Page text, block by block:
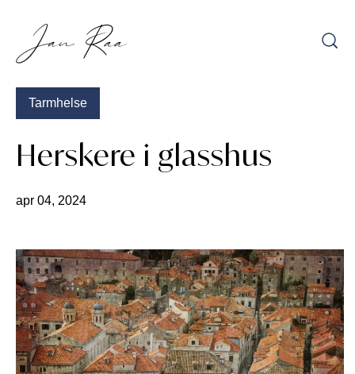
innhold
Tarmhelse
Herskere i glasshus
apr 04, 2024